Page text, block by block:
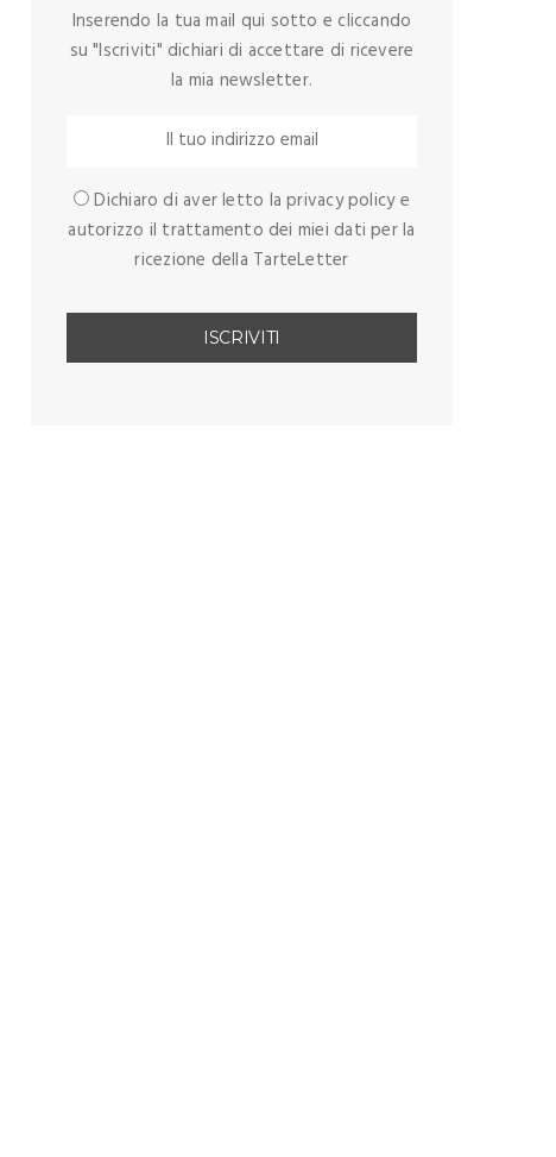
Inserendo la tua mail qui sotto e cliccando
su "Iscriviti" dichiari di accettare di ricevere
la mia newsletter.
Dichiaro di aver letto la privacy policy e
autorizzo il trattamento dei miei dati per la
ricezione della TarteLetter